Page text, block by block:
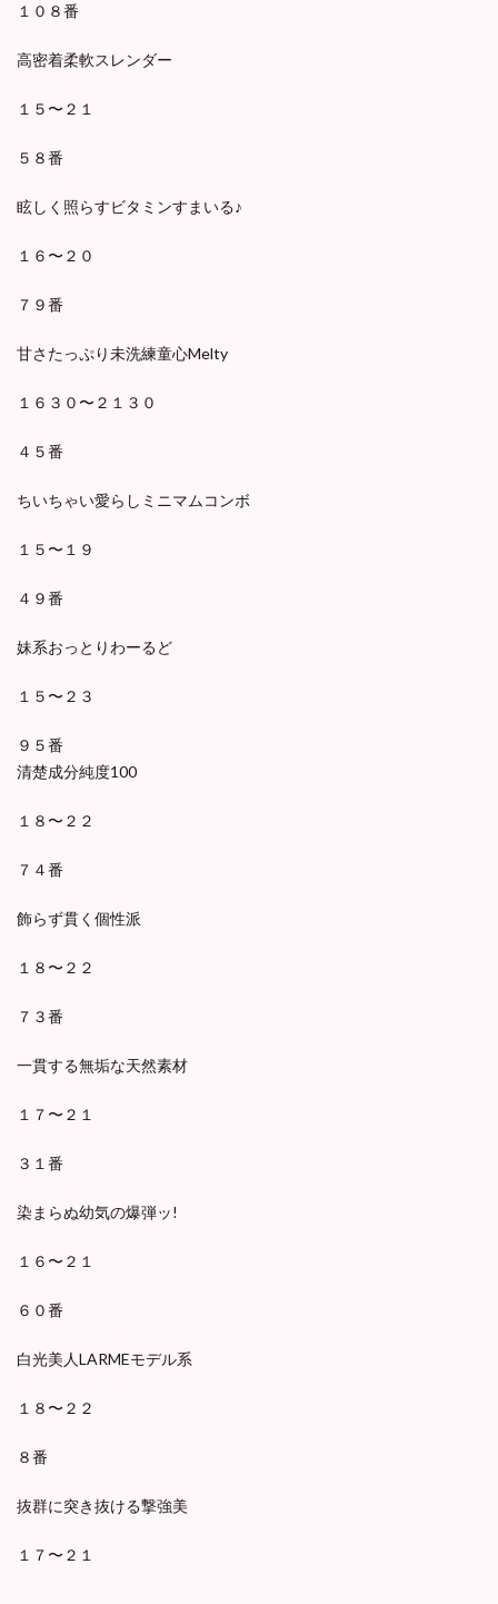
１０８番
高密着柔軟スレンダー
１５〜２１
５８番
眩しく照らすビタミンすまいる♪
１６〜２０
７９番
甘さたっぷり未洗練童心Melty
１６３０〜２１３０
４５番
ちいちゃい愛らしミニマムコンボ
１５〜１９
４９番
妹系おっとりわーるど
１５〜２３
９５番
清楚成分純度100
１８〜２２
７４番
飾らず貫く個性派
１８〜２２
７３番
一貫する無垢な天然素材
１７〜２１
３１番
染まらぬ幼気の爆弾ッ!
１６〜２１
６０番
白光美人LARMEモデル系
１８〜２２
８番
抜群に突き抜ける撃強美
１７〜２１